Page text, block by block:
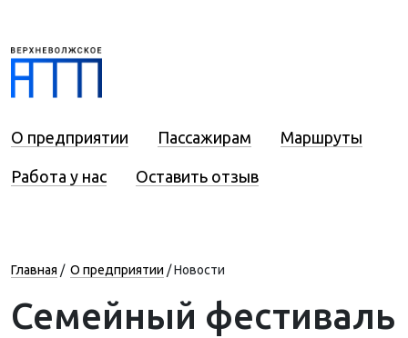
О предприятии Пассажирам Маршруты
Работа у нас Оставить отзыв
Главная / О предприятии /Новости
Семейный фестиваль